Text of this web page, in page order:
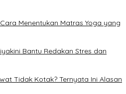
Menentukan Matras Yoga yang
Bantu Redakan Stres dan
Tidak Kotak? Ternyata Ini Alasan